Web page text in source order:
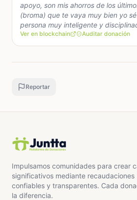
apoyo, son mis ahorros de los
(broma) que te vaya muy bien yo
persona muy inteligente y
Ver en blockchain Auditar donación
Reportar
Impulsamos comunidades para crear
significativos mediante recaudaciones
confiables y transparentes. Cada
la diferencia.